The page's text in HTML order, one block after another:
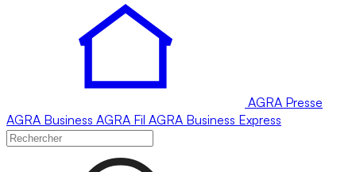
AGRA Presse
AGRA Business AGRA Fil AGRA Business Express